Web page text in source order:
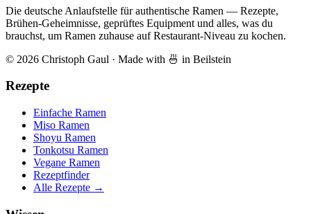
Die deutsche Anlaufstelle für authentische Ramen — Rezepte,
Brühen-Geheimnisse, geprüftes Equipment und alles, was du
brauchst, um Ramen zuhause auf Restaurant-Niveau zu kochen.
© 2026 Christoph Gaul · Made with 🍜 in Beilstein
Rezepte
Einfache Ramen
Miso Ramen
Shoyu Ramen
Tonkotsu Ramen
Vegane Ramen
Rezeptfinder
Alle Rezepte →